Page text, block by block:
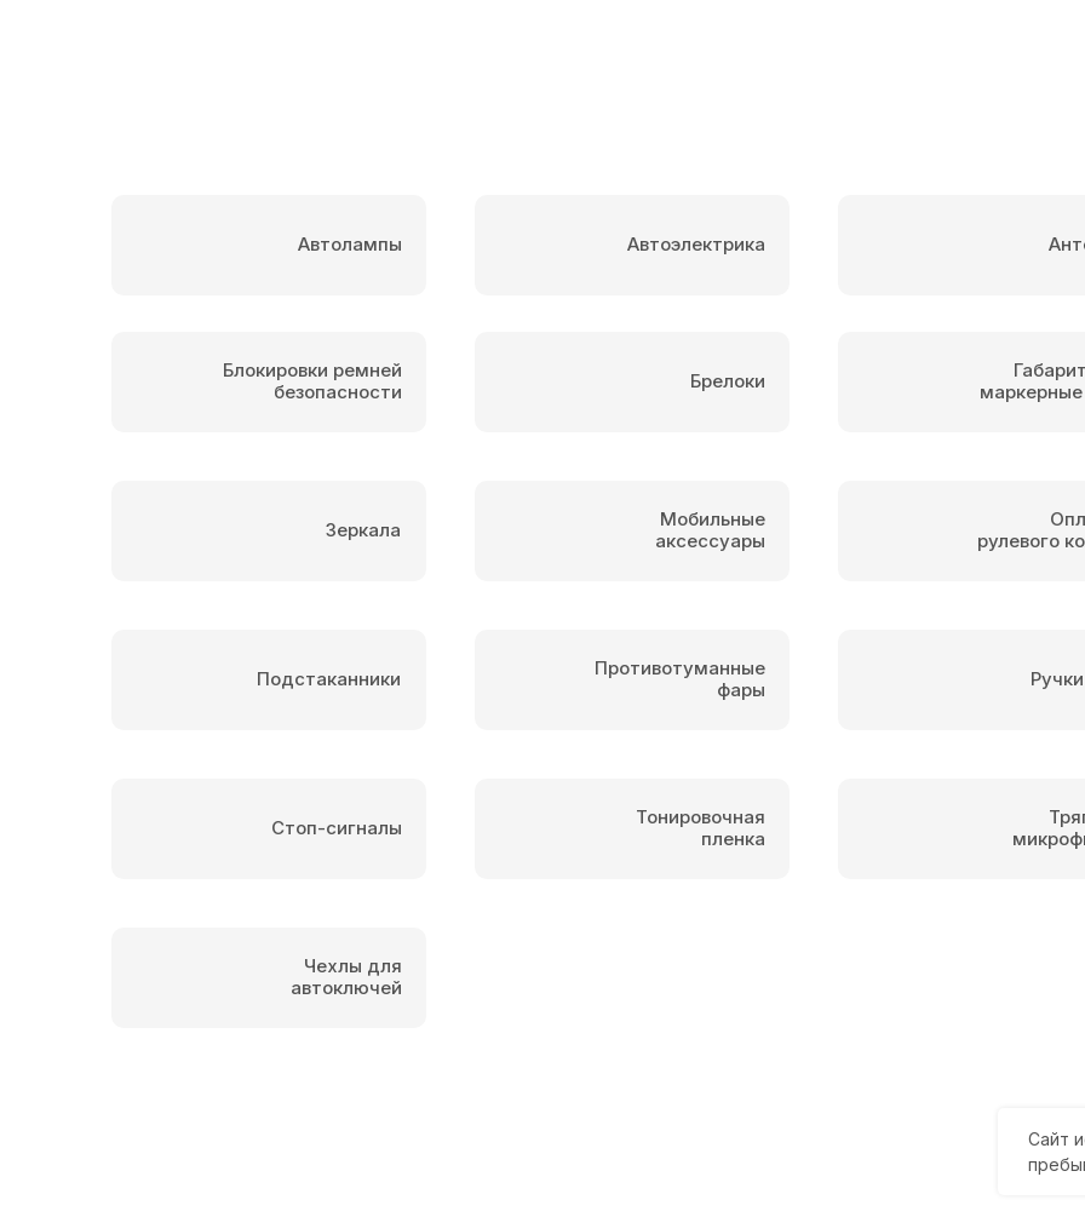
Сайт
Мобильные
аксессуары
Подстаканники
Автолампы Автоэлектрика
рулевого
Тонировочная
пленка
Брелоки
Зеркала
Противотуманные
фары
Стоп-сигналы
Блокировки ремней
безопасности
маркерные
Чехлы для
автоключей